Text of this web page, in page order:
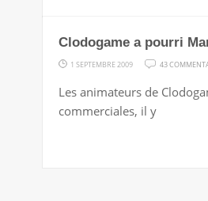
Clodogame a pourri
1 SEPTEMBRE 2009 43
Les animateurs de
commerciales, il y